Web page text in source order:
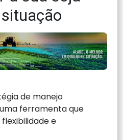
de manejo
ferramenta que
e